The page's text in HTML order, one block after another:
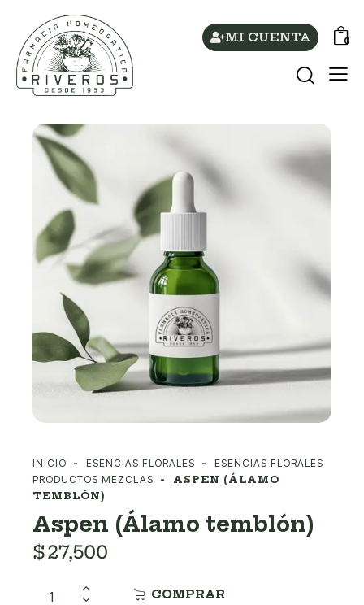
MI CUENTA 0
INICIO ESENCIAS FLORALES
ESENCIAS FLORALES
PRODUCTOS MEZCLAS
ASPEN (ÁLAMO
TEMBLÓN)
Aspen (Álamo temblón)
$27,500
COMPRAR